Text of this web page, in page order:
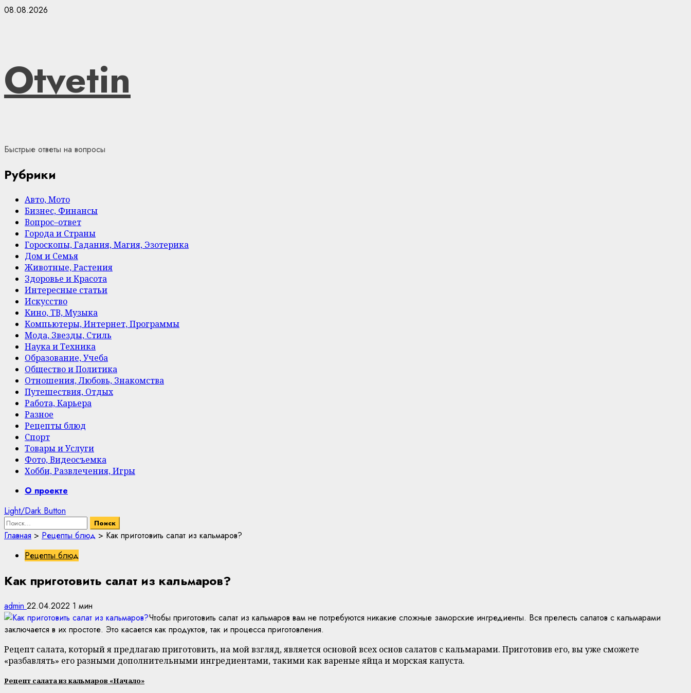
Skip
08.08.2026
Otvetin
Быстрые ответы на вопросы
Рубрики
Авто, Мото
Бизнес, Финансы
Вопрос–ответ
Города и Страны
Гороскопы, Гадания, Магия, Эзотерика
Дом и Семья
Животные, Растения
Здоровье и Красота
Интересные статьи
Искусство
Кино, ТВ, Музыка
Компьютеры, Интернет, Программы
Мода, Звезды, Стиль
Наука и Техника
Образование, Учеба
Общество и Политика
Отношения, Любовь, Знакомства
Путешествия, Отдых
Работа, Карьера
Разное
Рецепты блюд
Спорт
Товары и Услуги
Фото, Видеосъемка
Хобби, Развлечения, Игры
PrimaryО проекте
Light/Dark Button
Найти:
Главная > Рецепты блюд > Как приготовить салат из кальмаров?
Рецепты блюд
Как приготовить салат из кальмаров?
admin 22.04.2022 1 мин
Чтобы приготовить салат из кальмаров вам не потребуются никакие сложные заморские ингредиенты. Вся прелесть салатов с кальмарами
заключается в их простоте. Это касается как продуктов, так и процесса приготовления.
Рецепт салата, который я предлагаю приготовить, на мой взгляд, является основой всех основ салатов с кальмарами. Приготовив его, вы уже сможете
«разбавлять» его разными дополнительными ингредиентами, такими как вареные яйца и морская капуста.
Рецепт салата из кальмаров «Начало»